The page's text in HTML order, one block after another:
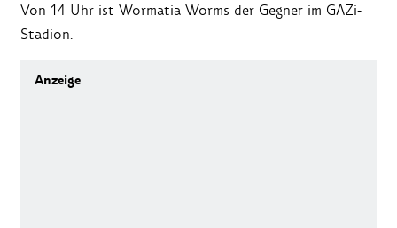
Von 14 Uhr ist Wormatia Worms der Gegner im GAZi-
Stadion.